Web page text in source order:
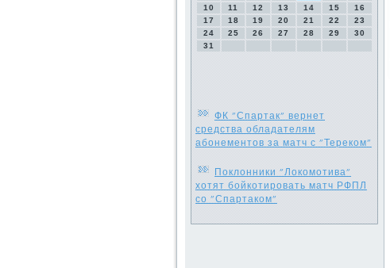
10
11 12 13 14 15
16
17
18 19 20 21 22
23
24
25 26 27 28 29
30
31
ФК "Спартак" вернет
средства обладателям
абонементов за матч с "Тереком"
Поклонники "Локомотива"
хотят бойкотировать матч РФПЛ
со "Спартаком"